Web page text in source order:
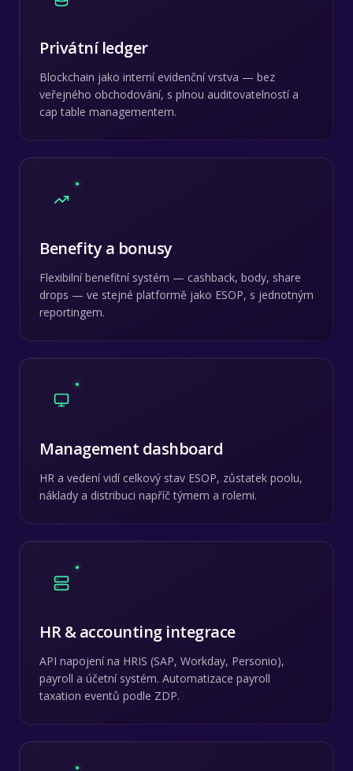
Privátní ledger
Blockchain jako interní evidenční vrstva — bez
veřejného obchodování, s plnou auditovatelností a
cap table managementem.
Benefity a bonusy
Flexibilní benefitní systém — cashback, body, share
drops — ve stejné platformě jako ESOP, s jednotným
reportingem.
Management dashboard
HR a vedení vidí celkový stav ESOP, zůstatek poolu,
náklady a distribuci napříč týmem a rolemi.
HR & accounting integrace
API napojení na HRIS (SAP, Workday, Personio),
payroll a účetní systém. Automatizace payroll
taxation eventů podle ZDP.